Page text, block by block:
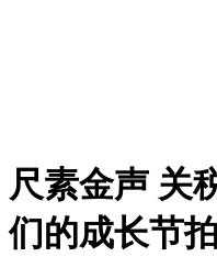
尺素金声 关
们的成长节拍